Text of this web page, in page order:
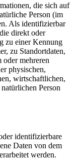
die sich auf
Person (im
Als identifizierbar
direkt oder
zu einer Kennung
zu Standortdaten,
mehreren
physischen,
wirtschaftlichen,
Person
identifizierbare
Daten von dem
werden.